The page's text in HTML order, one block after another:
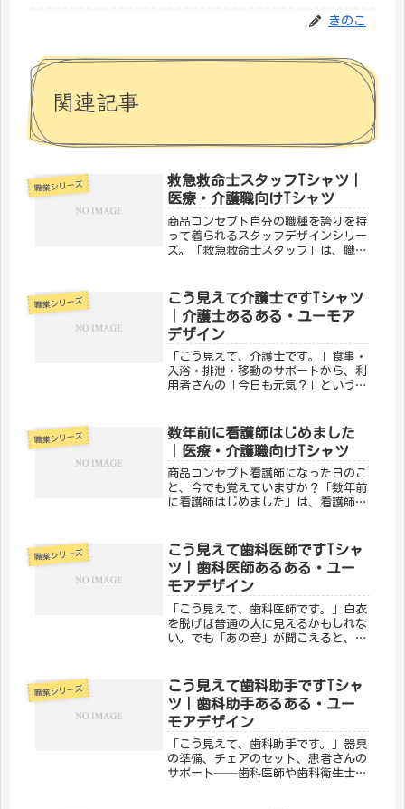
きのこ
関連記事
職業シリーズ
救急救命士スタッフTシャツ｜
医療・介護職向けTシャツ
商品コンセプト自分の職種を誇りを持
って着られるスタッフデザインシリー
ズ。「救急救命士スタッフ」は、職場
う。「メディカルきのこセンター」が
手がけるこのデザインは、医療・介護
の...
職業シリーズ
こう見えて介護士ですTシャツ
｜介護士あるある・ユーモア
デザイン
「こう見えて、介護士です。」食事・
入浴・排泄・移動のサポートから、利
用者さんの「今日も元気？」という声
りをユーモラスに表現したのが、メデ
ィカルきのこセンターの「こう見えて
介...
職業シリーズ
数年前に看護師はじめました
｜医療・介護職向けTシャツ
商品コンセプト看護師になった日のこ
と、今でも覚えていますか？「数年前
に看護師はじめました」は、看護師と
レゼントにも、ベテランが初心を思い
出すのにも。「メディカルきのこセン
タ...
職業シリーズ
こう見えて歯科医師ですTシャ
ツ｜歯科医師あるある・ユー
モアデザイン
「こう見えて、歯科医師です。」白衣
を脱げば普通の人に見えるかもしれな
い。でも「あの音」が聞こえると、思
常をユーモアに表現したのが、メディ
カルきのこセンターの「こう見えて歯
科...
職業シリーズ
こう見えて歯科助手ですTシャ
ツ｜歯科助手あるある・ユー
モアデザイン
「こう見えて、歯科助手です。」器具
の準備、チェアのセット、患者さんの
サポート──歯科医師や歯科衛生士が